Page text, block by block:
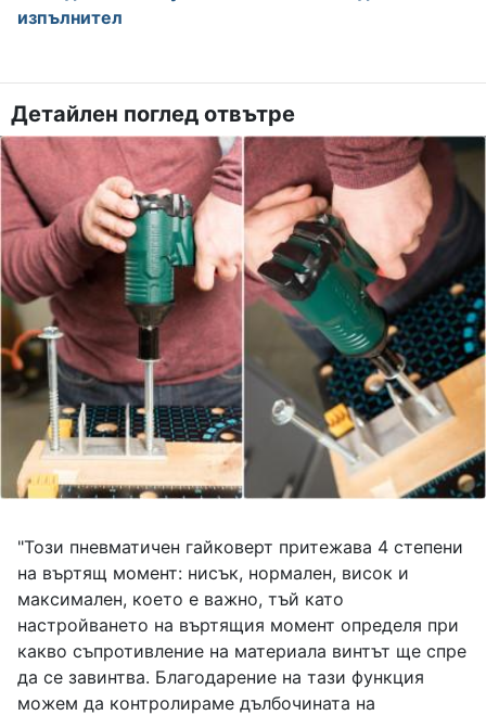
изпълнител
Детайлен поглед отвътре
"Този пневматичен гайковерт притежава 4 степени
на въртящ момент: нисък, нормален, висок и
максимален, което е важно, тъй като
настройването на въртящия момент определя при
какво съпротивление на материала винтът ще спре
да се завинтва. Благодарение на тази функция
можем да контролираме дълбочината на